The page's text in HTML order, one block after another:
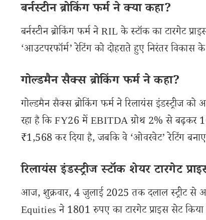
बर्नस्टीन ब्रोकिंग फर्म ने क्या कहा?
बर्नस्टीन ब्रोकिंग फर्म ने RIL के स्टॉक का टारगेट
‘आउटपरफॉर्म’ रेटिंग को दोहराते हुए निरंतर विकास
गोल्डमैन सैक्स ब्रोकिंग फर्म ने कहा?
गोल्डमैन सैक्स ब्रोकिंग फर्म ने रिलायंस इंडस्ट्रीज
रहा है कि FY26 में EBITDA ग्रोथ 2% से बढ़कर
₹1,568 कर दिया है, जबकि वे ‘ओवरवेट’ रेटिंग
रिलायंस इंडस्ट्रीज स्टॉक शेयर टारगेट
आज, शुक्रवार, 4 जुलाई 2025 तक दलाल स्ट्रीट से
Equities ने 1801 रुपए का टारगेट प्राइस सेट